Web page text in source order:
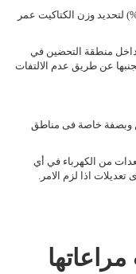
اجراء عملية الوزن بهذه العينة من الكتاكيت (5%) لتحديد وزن الكتاكيت عمر
منطقة التحضين في
عن طريق عدم الالتفات
وبصفة خاصة فى مناطق
من الكهرباء في أي
تعديلات اذا لزم الامر.